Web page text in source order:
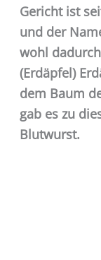
Gericht ist
und der
wohl
(Erdäpfel)
dem Baum
gab es zu
Blutwurst.